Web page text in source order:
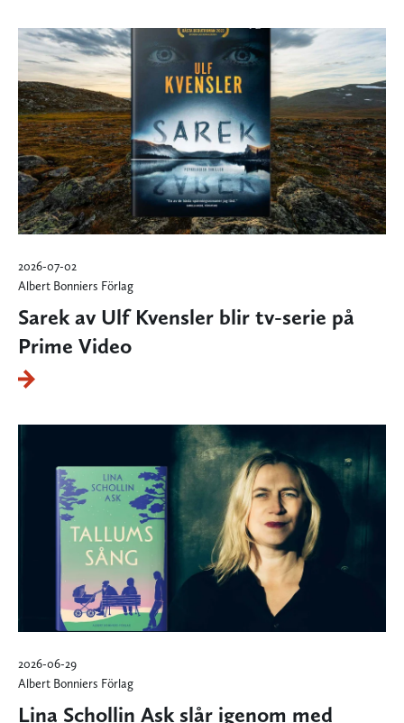
2026-07-02
Albert Bonniers Förlag
Sarek av Ulf Kvensler blir tv-serie på
Prime Video
2026-06-29
Albert Bonniers Förlag
Lina Schollin Ask slår igenom med